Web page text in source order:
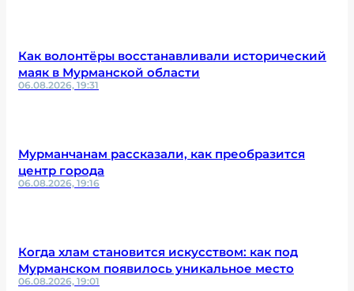
Как волонтёры восстанавливали исторический
маяк в Мурманской области
06.08.2026, 19:31
Мурманчанам рассказали, как преобразится
центр города
06.08.2026, 19:16
Когда хлам становится искусством: как под
Мурманском появилось уникальное место
06.08.2026, 19:01